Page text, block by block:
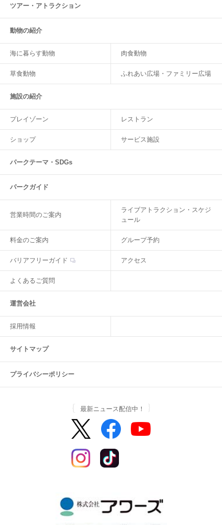
ツアー・ アトラクション
動物の紹介
海に暮らす動物 肉食動物
草食動物 ふれあい広場・ファミリー広場
施設の紹介
プレイゾーン レストラン
ショップ サービス施設
パークテーマ・SDGs
パークガイド
営業時間のご案内
ライブアトラクション・スケジ
ュール
料金のご案内 グループ予約
バリアフリーガイド アクセス
よくあるご質問
運営会社
採用情報
サイトマップ
プライバシーポリシー
最新ニュース配信中！